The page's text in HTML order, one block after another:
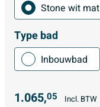
Stone wit mat
Type bad
Inbouwbad
1.065,05 Incl. BTW